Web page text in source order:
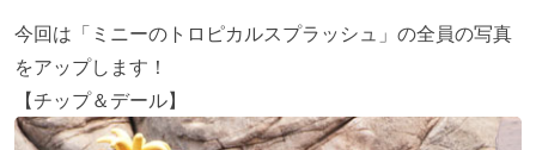
今回は「ミニーのトロピカルスプラッシュ」の全員の写真
をアップします！
【チップ＆デール】